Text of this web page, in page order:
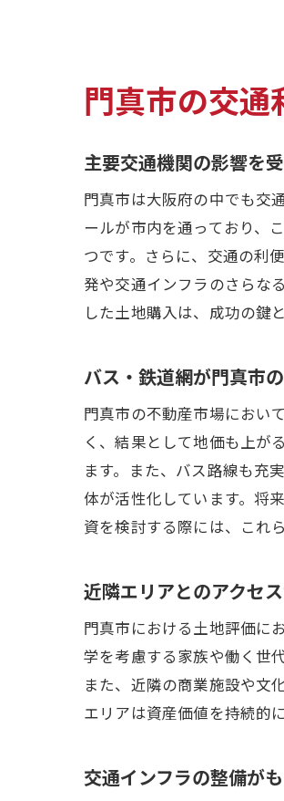
門真市の交
主要交通機関の影響を
門真市は大阪府の中でも交
ールが市内を通っており、
つです。さらに、交通の利
発や交通インフラのさらな
した土地購入は、成功の鍵
バス・鉄道網が門真市
門真市の不動産市場におい
く、結果として地価も上が
ます。また、バス路線も充
体が活性化しています。将
資を検討する際には、これ
近隣エリアとのアクセ
門真市における土地評価に
学を考慮する家族や働く世
また、近隣の商業施設や文
エリアは資産価値を持続的
交通インフラの整備が